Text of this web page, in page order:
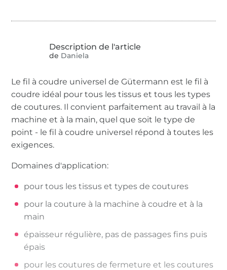
de Daniela
Le fil à coudre universel de Gütermann est le fil à
coudre idéal pour tous les tissus et tous les types
de coutures. Il convient parfaitement au travail à la
machine et à la main, quel que soit le type de
point - le fil à coudre universel répond à toutes les
exigences.
Domaines d'application:
pour tous les tissus et types de coutures
pour la couture à la machine à coudre et à la
main
épaisseur régulière, pas de passages fins puis
épais
pour les coutures de fermeture et les coutures